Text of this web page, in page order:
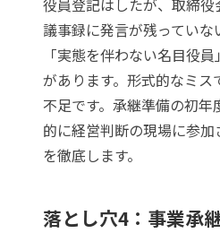
役員登記はしたが、取締役
議事録に発言が残ってい
「実態を伴わない名目役
があります。形式的なミ
不足です。承継準備の初
的に経営判断の現場に参
を徹底します。
落とし穴4：事業承